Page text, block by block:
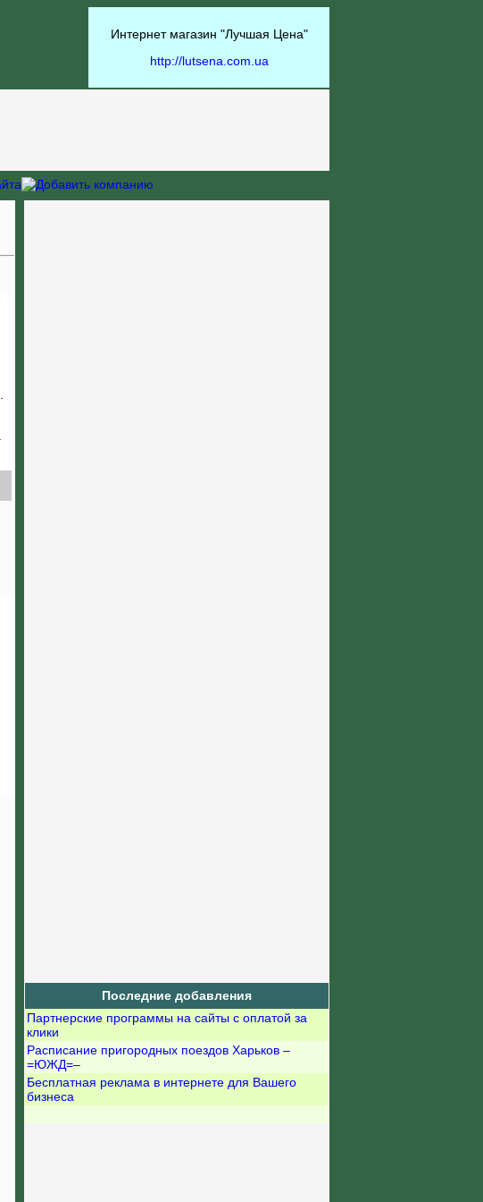
Интернет магазин "Лучшая Цена"
http://lutsena.com.ua
Последние добавления
Партнерские программы на сайты с оплатой за
клики
Расписание пригородных поездов Харьков –
=ЮЖД=–
Бесплатная реклама в интернете для Вашего
бизнеса